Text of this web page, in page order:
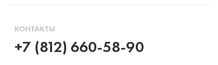
КОНТАКТЫ
+7 (812) 660-58-90